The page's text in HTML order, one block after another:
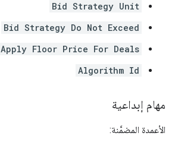
Bid Strategy Unit
Bid Strategy Do Not Exceed
Apply Floor Price For Deals
Algorithm Id
مهام إبداعية
الأعمدة المضمَّنة: